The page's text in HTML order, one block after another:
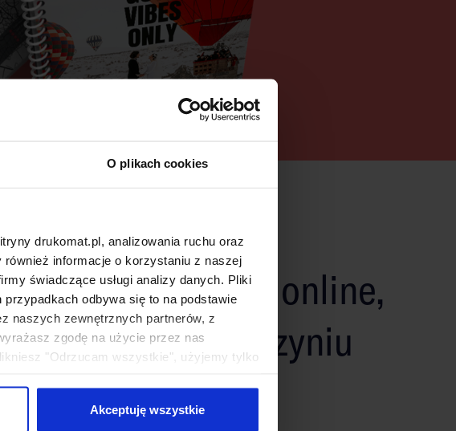
O plikach cookies
drukomat.pl, analizowania ruchu oraz
informacje o korzystaniu z naszej
świadczące usługi analizy danych. Pliki
odbywa się to na podstawie
naszych zewnętrznych partnerów, z
zgodę na użycie przez nas
"Odrzucam wszystkie", użyjemy tylko
Akceptuję wszystkie
Wyjątkowy druk online,
dostępny w Radzyniu
Podlaskim